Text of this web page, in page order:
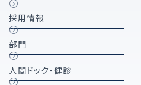
採用情報
部門
人間ドック・健診